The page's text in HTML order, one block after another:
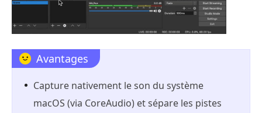
Avantages
Capture nativement le son du système
macOS (via CoreAudio) et sépare les pistes